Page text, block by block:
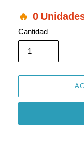
0
Cantidad